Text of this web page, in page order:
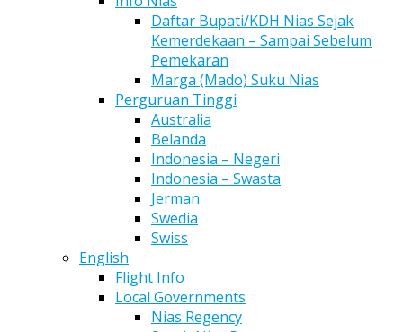
Daftar Bupati/KDH Nias Sejak
Kemerdekaan – Sampai Sebelum
Pemekaran
Marga (Mado) Suku Nias
Perguruan Tinggi
Australia
Belanda
Indonesia – Negeri
Indonesia – Swasta
Jerman
Swedia
Swiss
English
Flight Info
Local Governments
Nias Regency